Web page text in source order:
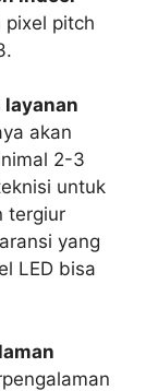
pixel pitch
layanan
akan
2-3
untuk
tergiur
yang
LED bisa